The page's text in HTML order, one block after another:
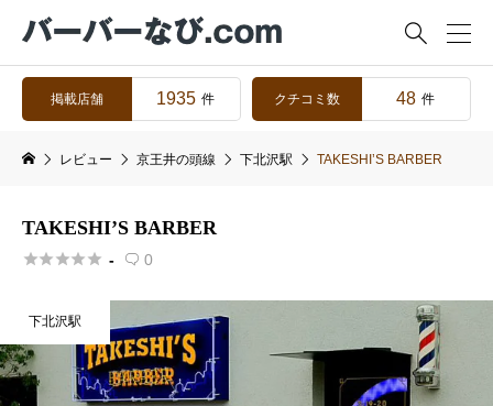

掲載店舗 1935 件 クチコミ数 48 件
レビュー 京王井の頭線 下北沢駅 TAKESHI’S BARBER
TAKESHI’S BARBER
 -  0
下北沢駅